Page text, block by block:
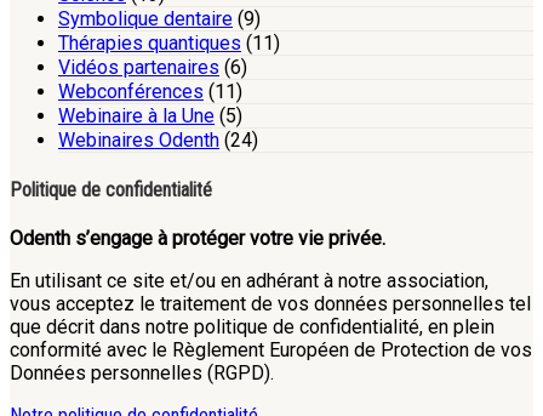
Symbolique dentaire (9)
Thérapies quantiques (11)
Vidéos partenaires (6)
Webconférences (11)
Webinaire à la Une (5)
Webinaires Odenth (24)
Politique de confidentialité
Odenth s’engage à protéger votre vie privée.
En utilisant ce site et/ou en adhérant à notre association,
vous acceptez le traitement de vos données personnelles tel
que décrit dans notre politique de confidentialité, en plein
conformité avec le Règlement Européen de Protection de vos
Données personnelles (RGPD).